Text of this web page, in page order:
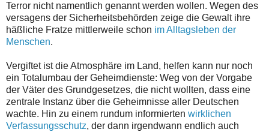
Terror nicht namentlich genannt werden wollen. Wegen des
versagens der Sicherheitsbehörden zeige die Gewalt ihre
häßliche Fratze mittlerweile schon im Alltagsleben der
Menschen.
Vergiftet ist die Atmosphäre im Land, helfen kann nur noch
ein Totalumbau der Geheimdienste: Weg von der Vorgabe
der Väter des Grundgesetzes, die nicht wollten, dass eine
zentrale Instanz über die Geheimnisse aller Deutschen
wachte. Hin zu einem rundum informierten wirklichen
Verfassungsschutz, der dann irgendwann endlich auch